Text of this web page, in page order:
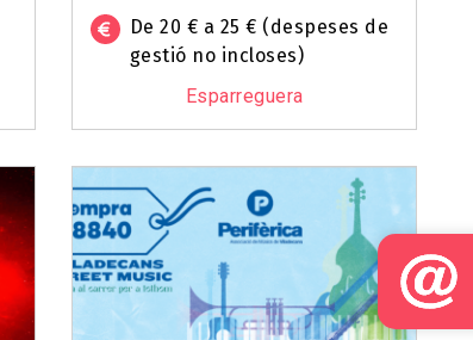
De 20 € a 25 € (despeses de
gestió no incloses)
Esparreguera